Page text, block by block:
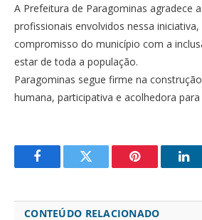
A Prefeitura de Paragominas agradece
profissionais envolvidos nessa
compromisso do município com a
estar de toda a população.
Paragominas segue firme na
humana, participativa e acolhedora
FacebookTwitter Pinterest
CONTEÚDO RELACIONADO